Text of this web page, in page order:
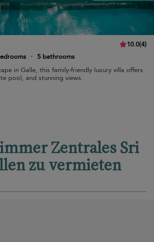
10.0(4)
·
5 bathrooms
in Galle, this family-friendly luxury villa offers
pool, and stunning views.
Zentrales Sri
zu vermieten